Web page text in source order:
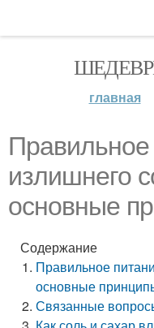
главная
Правильное
излишнего
основные
Содержание
Правильное
основные
Связанные